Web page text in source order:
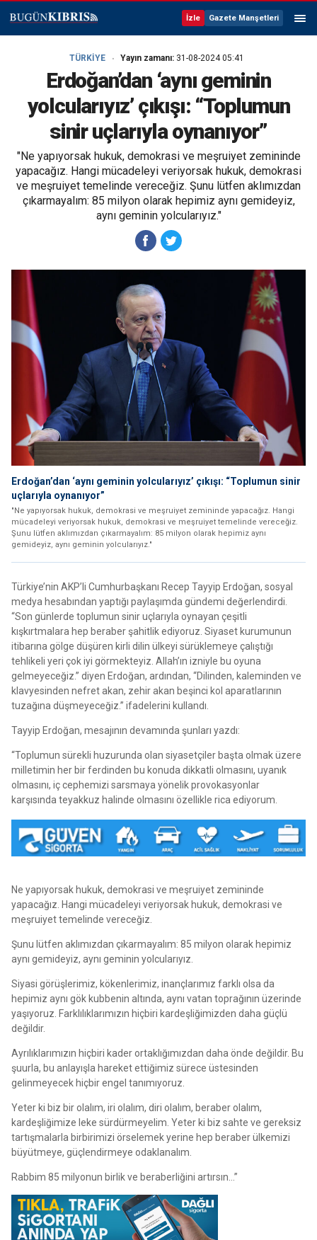
İzle Gazete Manşetleri
TÜRKİYE Yayın zamanı: 31-08-2024 05:41
Erdoğan’dan ‘aynı geminin
yolcularıyız’ çıkışı: “Toplumun
sinir uçlarıyla oynanıyor”
"Ne yapıyorsak hukuk, demokrasi ve meşruiyet zemininde
yapacağız. Hangi mücadeleyi veriyorsak hukuk, demokrasi
ve meşruiyet temelinde vereceğiz. Şunu lütfen aklımızdan
çıkarmayalım: 85 milyon olarak hepimiz aynı gemideyiz,
aynı geminin yolcularıyız."
Erdoğan’dan ‘aynı geminin yolcularıyız’ çıkışı: “Toplumun sinir
uçlarıyla oynanıyor”
"Ne yapıyorsak hukuk, demokrasi ve meşruiyet zemininde yapacağız. Hangi
mücadeleyi veriyorsak hukuk, demokrasi ve meşruiyet temelinde vereceğiz.
Şunu lütfen aklımızdan çıkarmayalım: 85 milyon olarak hepimiz aynı
gemideyiz, aynı geminin yolcularıyız."
Türkiye’nin AKP’li Cumhurbaşkanı Recep Tayyip Erdoğan, sosyal
medya hesabından yaptığı paylaşımda gündemi değerlendirdi.
“Son günlerde toplumun sinir uçlarıyla oynayan çeşitli
kışkırtmalara hep beraber şahitlik ediyoruz. Siyaset kurumunun
itibarına gölge düşüren kirli dilin ülkeyi sürüklemeye çalıştığı
tehlikeli yeri çok iyi görmekteyiz. Allah’ın izniyle bu oyuna
gelmeyeceğiz.” diyen Erdoğan, ardından, “Dilinden, kaleminden ve
klavyesinden nefret akan, zehir akan beşinci kol aparatlarının
tuzağına düşmeyeceğiz.” ifadelerini kullandı.
Tayyip Erdoğan, mesajının devamında şunları yazdı:
“Toplumun sürekli huzurunda olan siyasetçiler başta olmak üzere
milletimin her bir ferdinden bu konuda dikkatli olmasını, uyanık
olmasını, iç cephemizi sarsmaya yönelik provokasyonlar
karşısında teyakkuz halinde olmasını özellikle rica ediyorum.
Ne yapıyorsak hukuk, demokrasi ve meşruiyet zemininde
yapacağız. Hangi mücadeleyi veriyorsak hukuk, demokrasi ve
meşruiyet temelinde vereceğiz.
Şunu lütfen aklımızdan çıkarmayalım: 85 milyon olarak hepimiz
aynı gemideyiz, aynı geminin yolcularıyız.
Siyasi görüşlerimiz, kökenlerimiz, inançlarımız farklı olsa da
hepimiz aynı gök kubbenin altında, aynı vatan toprağının üzerinde
yaşıyoruz. Farklılıklarımızın hiçbiri kardeşliğimizden daha güçlü
değildir.
Ayrılıklarımızın hiçbiri kader ortaklığımızdan daha önde değildir. Bu
şuurla, bu anlayışla hareket ettiğimiz sürece üstesinden
gelinmeyecek hiçbir engel tanımıyoruz.
Yeter ki biz bir olalım, iri olalım, diri olalım, beraber olalım,
kardeşliğimize leke sürdürmeyelim. Yeter ki biz sahte ve gereksiz
tartışmalarla birbirimizi örselemek yerine hep beraber ülkemizi
büyütmeye, güçlendirmeye odaklanalım.
Rabbim 85 milyonun birlik ve beraberliğini artırsın…”